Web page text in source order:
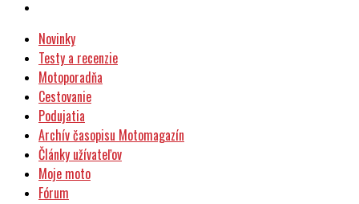
Novinky
Testy a recenzie
Motoporadňa
Cestovanie
Podujatia
Archív časopisu Motomagazín
Články užívateľov
Moje moto
Fórum